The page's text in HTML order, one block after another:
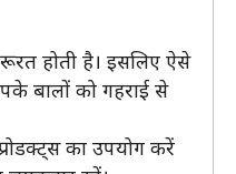
होती है। इसलिए ऐसे
बालों को गहराई से
का उपयोग करें